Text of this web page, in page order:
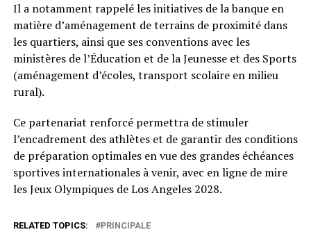
Il a notamment rappelé les initiatives de la banque en
matière d’aménagement de terrains de proximité dans
les quartiers, ainsi que ses conventions avec les
ministères de l’Éducation et de la Jeunesse et des Sports
(aménagement d’écoles, transport scolaire en milieu
rural).
Ce partenariat renforcé permettra de stimuler
l’encadrement des athlètes et de garantir des conditions
de préparation optimales en vue des grandes échéances
sportives internationales à venir, avec en ligne de mire
les Jeux Olympiques de Los Angeles 2028.
RELATED TOPICS: PRINCIPALE